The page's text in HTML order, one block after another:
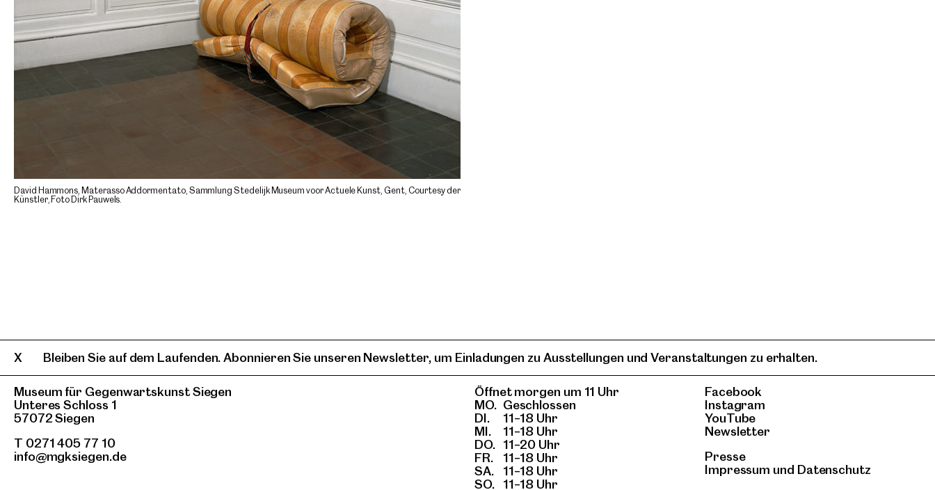
David Hammons, Materasso Addormentato, Sammlung Stedelijk Museum voor Actuele Kunst, Gent, Courtesy der
Künstler, Foto Dirk Pauwels.
Museum für Gegenwartskunst Siegen
Unteres Schloss 1
57072 Siegen
T 0271 405 77 10
info@mgksiegen.de
Öffnet morgen um 11 Uhr
MO. Geschlossen
DI.
11–18 Uhr
MI.
11–18 Uhr
DO. 11–20 Uhr
FR.
11–18 Uhr
SA.
11–18 Uhr
SO.
11–18 Uhr
Facebook
Instagram
YouTube
Newsletter
Presse
Impressum und Datenschutz
Bleiben Sie auf dem Laufenden. Abonnieren Sie unseren Newsletter, um Einladungen zu Ausstellungen und Veranstaltungen zu erhalten.